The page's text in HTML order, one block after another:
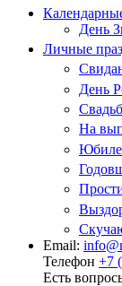
День
Личные
День
На
Email:
Телефон +7
Есть